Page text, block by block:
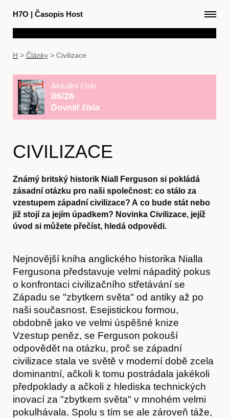
H7O | Časopis Host
H > Články > Civilizace
Aktuální číslo
06/26
Dovnitř čísla
CIVILIZACE
Známý britský historik Niall Ferguson si pokládá
zásadní otázku pro naši společnost: co stálo za
vzestupem západní civilizace? A co bude stát nebo
již stojí za jejím úpadkem? Novinka Civilizace, jejíž
úvod si můžete přečíst, hledá odpovědi.
Nejnovější kniha anglického historika Nialla
Fergusona představuje velmi nápaditý pokus
o konfrontaci civilizačního střetávání se
Západu se "zbytkem světa" od antiky až po
naši současnost. Esejistickou formou,
obdobně jako ve velmi úspěšné knize
Vzestup peněz, se Ferguson pokouší
odpovědět na otázku, proč se západní
civilizace stala ve světě v moderní době zcela
dominantní, ačkoli k tomu postrádala jakékoli
předpoklady a ačkoli z hlediska technických
inovací za "zbytkem světa" v mnohém velmi
pokulhávala. Spolu s tím se ale zároveň táže,